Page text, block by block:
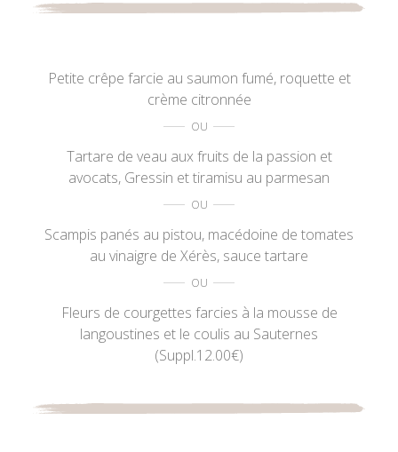
Petite crêpe farcie au saumon fumé, roquette et
crème citronnée
Tartare de veau aux fruits de la passion et
avocats, Gressin et tiramisu au parmesan
Scampis panés au pistou, macédoine de tomates
au vinaigre de Xérès, sauce tartare
Fleurs de courgettes farcies à la mousse de
langoustines et le coulis au Sauternes
(Suppl.12.00€)